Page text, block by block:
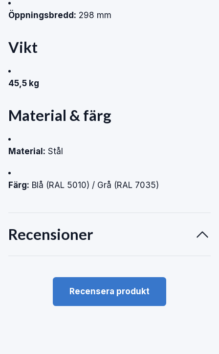
Öppningsbredd: 298 mm
Vikt
45,5 kg
Material & färg
Material: Stål
Färg: Blå (RAL 5010) / Grå (RAL 7035)
Recensioner
Recensera produkt